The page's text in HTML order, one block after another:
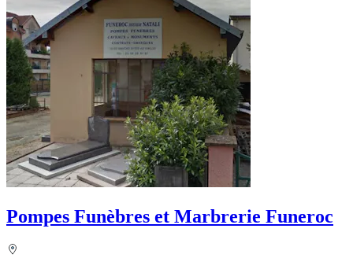
Pompes Funèbres et Marbrerie Funeroc